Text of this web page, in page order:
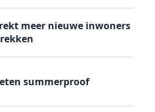
meer nieuwe inwoners
summerproof